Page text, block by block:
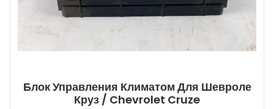
Блок Управления Климатом Для Шевроле
Круз / Chevrolet Cruze